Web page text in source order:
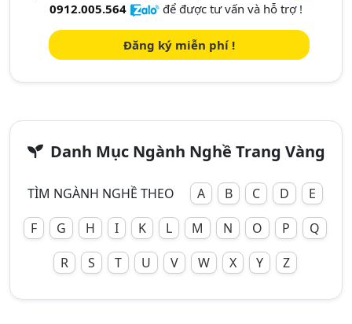
0912.005.564
để được tư vấn và hỗ trợ !
Đăng ký miễn phí !
Danh Mục Ngành Nghề Trang Vàng
TÌM NGÀNH NGHỀ THEO A B C D
E
F
G H I K L M N O P
Q
R
S T U V W X Y Z